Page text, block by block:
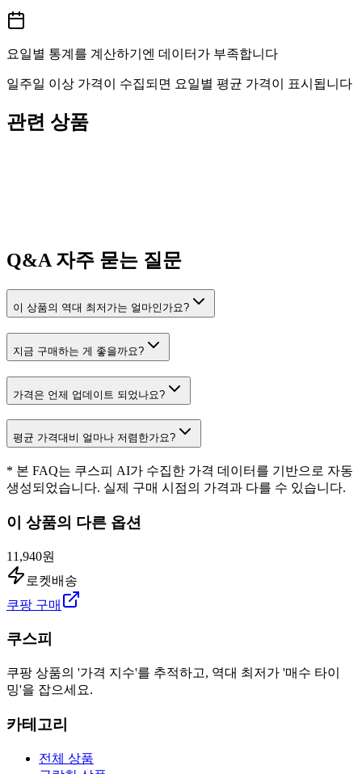
요일별 통계를 계산하기엔 데이터가 부족합니다
일주일 이상 가격이 수집되면 요일별 평균 가격이 표시됩니다
관련 상품
Q&A자주 묻는 질문
이 상품의 역대 최저가는 얼마인가요?
지금 구매하는 게 좋을까요?
가격은 언제 업데이트 되었나요?
평균 가격대비 얼마나 저렴한가요?
* 본 FAQ는 쿠스피 AI가 수집한 가격 데이터를 기반으로 자동
생성되었습니다. 실제 구매 시점의 가격과 다를 수 있습니다.
이 상품의 다른 옵션
11,940원
로켓배송
쿠팡 구매
쿠스피
쿠팡 상품의 '가격 지수'를 추적하고, 역대 최저가 '매수 타이
밍'을 잡으세요.
카테고리
전체 상품